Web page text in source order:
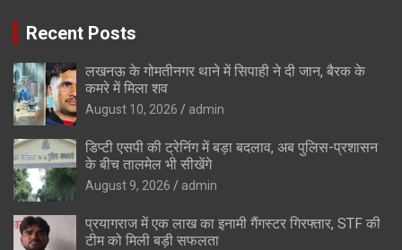
Recent Posts
लखनऊ के गोमतीनगर थाने में सिपाही ने दी जान, बैरक के
कमरे में मिला शव
August 10, 2026 admin
डिप्टी एसपी की ट्रेनिंग में बड़ा बदलाव, अब पुलिस-प्रशासन
के बीच तालमेल भी सीखेंगे
August 9, 2026 admin
प्रयागराज में एक लाख का इनामी गैंगस्टर गिरफ्तार, STF की
टीम को मिली बड़ी सफलता